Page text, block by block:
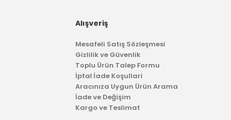
Alışveriş
Mesafeli Satış Sözleşmesi
Gizlilik ve Güvenlik
Toplu Ürün Talep Formu
İptal İade Koşullari
Aracınıza Uygun Ürün Arama
İade ve Değişim
Kargo ve Teslimat